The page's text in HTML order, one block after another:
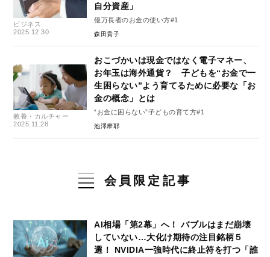
ビジネス
2025.12.30
自分資産」
億万長者のお金の使い方#1
森田貴子
教養・カルチャー
2025.11.28
おこづかいは現金ではなく電子マネー、
お年玉は海外通貨？ 子どもを“お金で一
生困らない”よう育てるために必要な「お
金の概念」とは
“お金に困らない”子どもの育て方#1
池澤摩耶
会員限定記事
AI相場「第2幕」へ！ バブルはまだ崩壊
していない…大化け期待の注目銘柄５
選！ NVIDIA一強時代に終止符を打つ「誰